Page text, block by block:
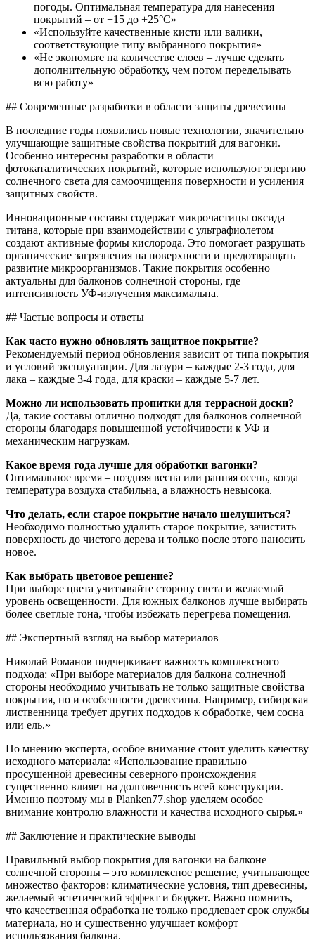
погоды. Оптимальная температура для нанесения
покрытий – от +15 до +25°C»
«Используйте качественные кисти или валики,
соответствующие типу выбранного покрытия»
«Не экономьте на количестве слоев – лучше сделать
дополнительную обработку, чем потом переделывать
всю работу»
## Современные разработки в области защиты древесины
В последние годы появились новые технологии, значительно
улучшающие защитные свойства покрытий для вагонки.
Особенно интересны разработки в области
фотокаталитических покрытий, которые используют энергию
солнечного света для самоочищения поверхности и усиления
защитных свойств.
Инновационные составы содержат микрочастицы оксида
титана, которые при взаимодействии с ультрафиолетом
создают активные формы кислорода. Это помогает разрушать
органические загрязнения на поверхности и предотвращать
развитие микроорганизмов. Такие покрытия особенно
актуальны для балконов солнечной стороны, где
интенсивность УФ-излучения максимальна.
## Частые вопросы и ответы
Как часто нужно обновлять защитное покрытие?
Рекомендуемый период обновления зависит от типа покрытия
и условий эксплуатации. Для лазури – каждые 2-3 года, для
лака – каждые 3-4 года, для краски – каждые 5-7 лет.
Можно ли использовать пропитки для террасной доски?
Да, такие составы отлично подходят для балконов солнечной
стороны благодаря повышенной устойчивости к УФ и
механическим нагрузкам.
Какое время года лучше для обработки вагонки?
Оптимальное время – поздняя весна или ранняя осень, когда
температура воздуха стабильна, а влажность невысока.
Что делать, если старое покрытие начало шелушиться?
Необходимо полностью удалить старое покрытие, зачистить
поверхность до чистого дерева и только после этого наносить
новое.
Как выбрать цветовое решение?
При выборе цвета учитывайте сторону света и желаемый
уровень освещенности. Для южных балконов лучше выбирать
более светлые тона, чтобы избежать перегрева помещения.
## Экспертный взгляд на выбор материалов
Николай Романов подчеркивает важность комплексного
подхода: «При выборе материалов для балкона солнечной
стороны необходимо учитывать не только защитные свойства
покрытия, но и особенности древесины. Например, сибирская
лиственница требует других подходов к обработке, чем сосна
или ель.»
По мнению эксперта, особое внимание стоит уделить качеству
исходного материала: «Использование правильно
просушенной древесины северного происхождения
существенно влияет на долговечность всей конструкции.
Именно поэтому мы в Planken77.shop уделяем особое
внимание контролю влажности и качества исходного сырья.»
## Заключение и практические выводы
Правильный выбор покрытия для вагонки на балконе
солнечной стороны – это комплексное решение, учитывающее
множество факторов: климатические условия, тип древесины,
желаемый эстетический эффект и бюджет. Важно помнить,
что качественная обработка не только продлевает срок службы
материала, но и существенно улучшает комфорт
использования балкона.